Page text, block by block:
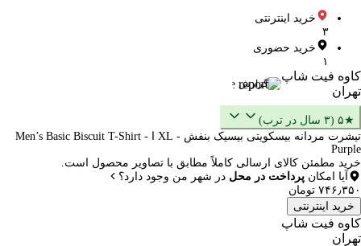
خرید اینترنتی
۳
خرید حضوری
۱
کاوه فیت شاپ
تهران
گزارش
★۵ (۳ سال در ترب)
تیشرت مردانه بیسکویتی بیسیک بنفش - XL ا Men’s Basic Biscuit T-Shirt -
Purple
خرید مطمئن کالای ارسالی کاملاً مطابق با تصاویر محصول است.
آیا امکان پرداخت در محل در شهر من وجود دارد؟
۷۴۶٫۳۵۰ تومان
خرید اینترنتی
کاوه فیت شاپ
تهران